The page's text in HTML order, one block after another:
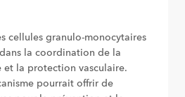
cellules granulo-monocytaires
la coordination de la
et la protection vasculaire.
pourrait offrir de